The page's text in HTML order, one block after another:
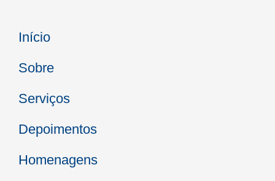
Início
Sobre
Serviços
Depoimentos
Homenagens